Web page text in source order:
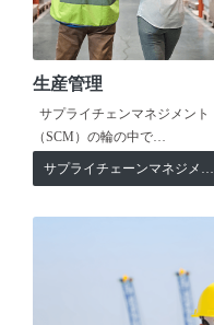
生産管理
サプライチェンマネジメント
（SCM）の輪の中で…
サプライチェーンマネジメント